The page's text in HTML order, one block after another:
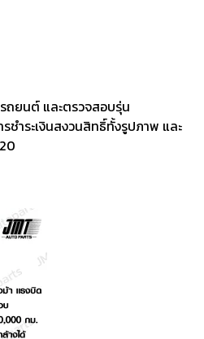
ถยนต์ และตรวจสอบรุ่น
ำระเงินสงวนสิทธิ์ทั้งรูปภาพ และ